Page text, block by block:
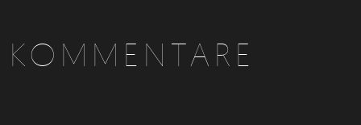
KOMMENTARE